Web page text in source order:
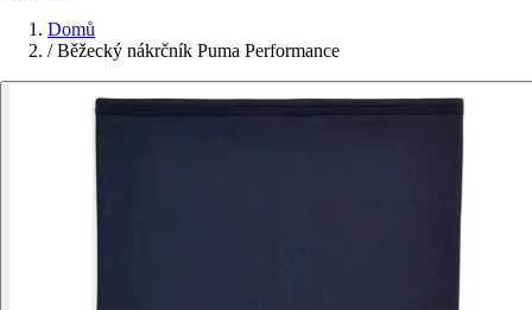
Domů
/ Běžecký nákrčník Puma Performance